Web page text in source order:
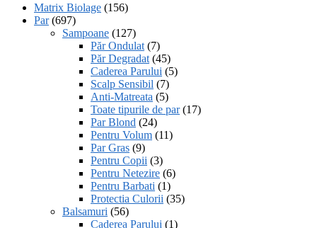
Matrix Biolage (156)
Par (697)
Sampoane (127)
Păr Ondulat (7)
Păr Degradat (45)
Caderea Parului (5)
Scalp Sensibil (7)
Anti-Matreata (5)
Toate tipurile de par (17)
Par Blond (24)
Pentru Volum (11)
Par Gras (9)
Pentru Copii (3)
Pentru Netezire (6)
Pentru Barbati (1)
Protectia Culorii (35)
Balsamuri (56)
Caderea Parului (1)